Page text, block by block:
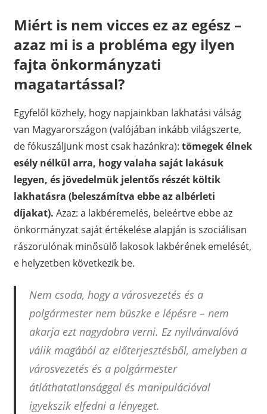
Miért is nem vicces ez az egész –
azaz mi is a probléma egy ilyen
fajta önkormányzati
magatartással?
Egyfelől közhely, hogy napjainkban lakhatási válság
van Magyarországon (valójában inkább világszerte,
de fókuszáljunk most csak hazánkra): tömegek élnek
esély nélkül arra, hogy valaha saját lakásuk
legyen, és jövedelmük jelentős részét költik
lakhatásra (beleszámítva ebbe az albérleti
díjakat). Azaz: a lakbéremelés, beleértve ebbe az
önkormányzat saját értékelése alapján is szociálisan
rászorulónak minősülő lakosok lakbérének emelését,
e helyzetben következik be.
Nem csoda, hogy a városvezetés és a
polgármester nem büszke e lépésre – nem
akarja ezt nagydobra verni. Ez nyilvánvalóvá
válik magából az előterjesztésből, amelyben a
városvezetés és a polgármester
átláthatatlansággal és manipulációval
igyekszik elfedni a lényeget.